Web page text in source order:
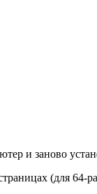
и заново
(для